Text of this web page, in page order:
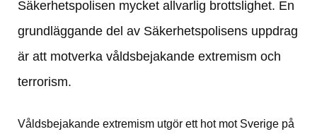
Säkerhetspolisen mycket allvarlig brottslighet. En
grundläggande del av Säkerhetspolisens uppdrag
är att motverka våldsbejakande extremism och
terrorism.
Våldsbejakande extremism utgör ett hot mot Sverige på